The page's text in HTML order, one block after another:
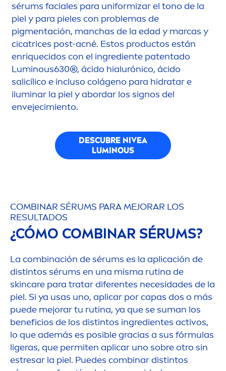
sérums faciales para uniformizar el tono de la
piel y para pieles con problemas de
pigmentación, manchas de la edad y marcas y
cicatrices post-acné. Estos productos están
enriquecidos con el ingrediente patentado
Luminous630®, ácido hialurónico, ácido
salicílico e incluso colágeno para hidratar e
iluminar la piel y abordar los signos del
envejecimiento.
DESCUBRE NIVEA
LUMINOUS
COMBINAR SÉRUMS PARA MEJORAR LOS
RESULTADOS
¿CÓMO COMBINAR SÉRUMS?
La combinación de sérums es la aplicación de
distintos sérums en una misma rutina de
skincare para tratar diferentes necesidades de la
piel. Si ya usas uno, aplicar por capas dos o más
puede mejorar tu rutina, ya que se suman los
beneficios de los distintos ingredientes activos,
lo que además es posible gracias a sus fórmulas
ligeras, que permiten aplicar uno sobre otro sin
estresar la piel. Puedes combinar distintos